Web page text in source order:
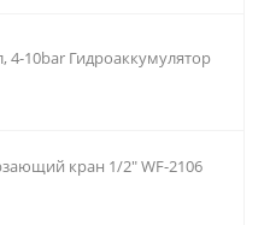
4-10bar Гидроаккумулятор
кран 1/2" WF-2106